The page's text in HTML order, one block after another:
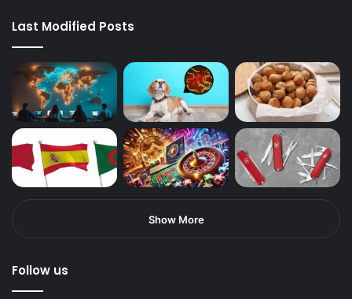
Last Modified Posts
Show More
Follow us